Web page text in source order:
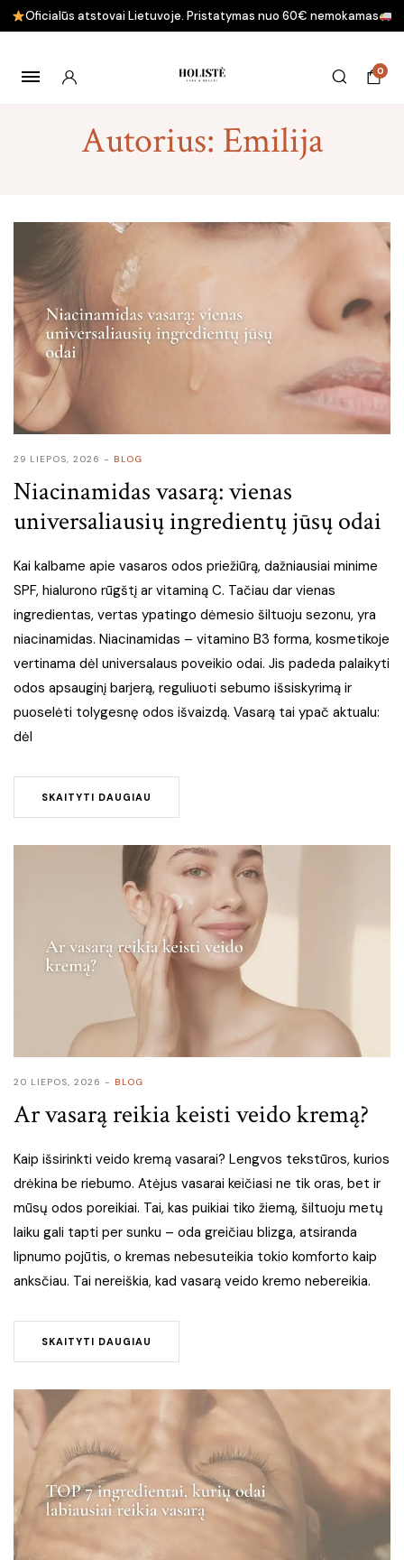
Oficialūs atstovai Lietuvoje. Pristatymas nuo 60€ nemokamas
0
Autorius: Emilija
29 LIEPOS, 2026 BLOG
Niacinamidas vasarą: vienas
universaliausių ingredientų jūsų odai
Kai kalbame apie vasaros odos priežiūrą, dažniausiai minime
SPF, hialurono rūgštį ar vitaminą C. Tačiau dar vienas
ingredientas, vertas ypatingo dėmesio šiltuoju sezonu, yra
niacinamidas. Niacinamidas – vitamino B3 forma, kosmetikoje
vertinama dėl universalaus poveikio odai. Jis padeda palaikyti
odos apsauginį barjerą, reguliuoti sebumo išsiskyrimą ir
puoselėti tolygesnę odos išvaizdą. Vasarą tai ypač aktualu:
dėl
SKAITYTI DAUGIAU
20 LIEPOS, 2026 BLOG
Ar vasarą reikia keisti veido kremą?
Kaip išsirinkti veido kremą vasarai? Lengvos tekstūros, kurios
drėkina be riebumo. Atėjus vasarai keičiasi ne tik oras, bet ir
mūsų odos poreikiai. Tai, kas puikiai tiko žiemą, šiltuoju metų
laiku gali tapti per sunku – oda greičiau blizga, atsiranda
lipnumo pojūtis, o kremas nebesuteikia tokio komforto kaip
anksčiau. Tai nereiškia, kad vasarą veido kremo nebereikia.
SKAITYTI DAUGIAU